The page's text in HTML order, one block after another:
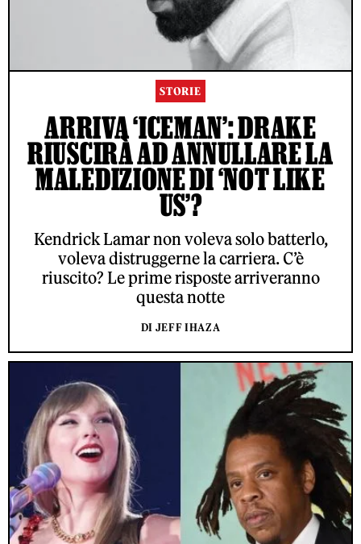
STORIE
ARRIVA ‘ICEMAN’: DRAKE
RIUSCIRÀ AD ANNULLARE LA
MALEDIZIONE DI ‘NOT LIKE
US’?
Kendrick Lamar non voleva solo batterlo,
voleva distruggerne la carriera. C’è
riuscito? Le prime risposte arriveranno
questa notte
DI JEFF IHAZA